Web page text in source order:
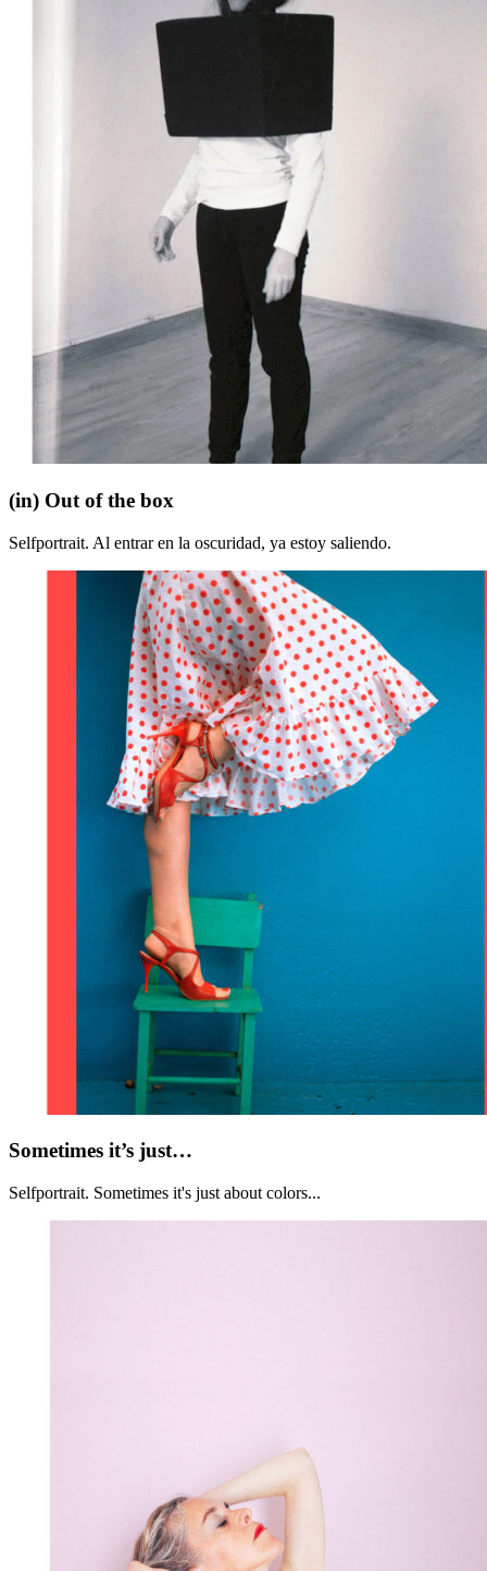
(in)
Out
of
(in) Out of the box
Selfportrait. Al entrar en la oscuridad, ya estoy saliendo.
Sometimes
just…
Sometimes it’s just…
Selfportrait. Sometimes it's just about colors...